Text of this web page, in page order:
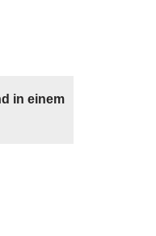
in einem